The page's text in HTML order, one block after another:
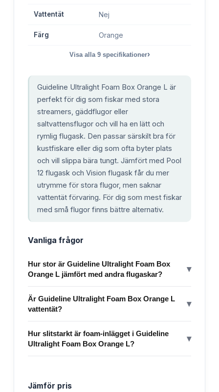
Vattentät Nej
Färg Orange
Visa alla 9specifikationer›
Guideline Ultralight Foam Box Orange L är
perfekt för dig som fiskar med stora
streamers, gäddflugor eller
saltvattensflugor och vill ha en lätt och
rymlig flugask. Den passar särskilt bra för
kustfiskare eller dig som ofta byter plats
och vill slippa bära tungt. Jämfört med Pool
12 flugask och Vision flugask får du mer
utrymme för stora flugor, men saknar
vattentät förvaring. För dig som mest fiskar
med små flugor finns bättre alternativ.
Vanliga frågor
Hur stor är Guideline Ultralight Foam Box
Orange L jämfört med andra flugaskar?
▾
Är Guideline Ultralight Foam Box Orange L
vattentät?
▾
Hur slitstarkt är foam-inlägget i Guideline
Ultralight Foam Box Orange L?
▾
Jämför pris